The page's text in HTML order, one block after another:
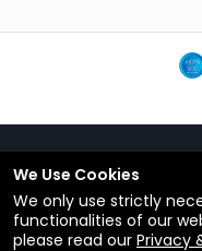
繁體中文
條款
私隱政策
We Use Cookies
We only use strictly
functionalities of our
please read our Privacy